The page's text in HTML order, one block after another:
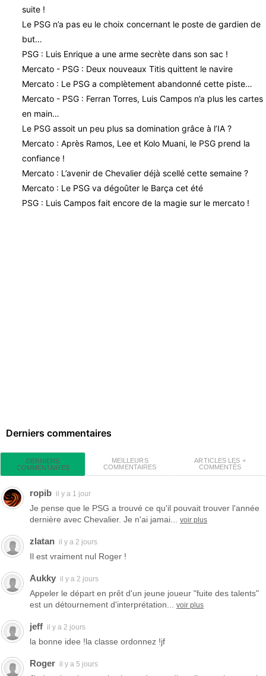
suite !
Le PSG n’a pas eu le choix concernant le poste de gardien de
but…
PSG : Luis Enrique a une arme secrète dans son sac !
Mercato - PSG : Deux nouveaux Titis quittent le navire
Mercato : Le PSG a complètement abandonné cette piste…
Mercato - PSG : Ferran Torres, Luis Campos n’a plus les cartes
en main…
Le PSG assoit un peu plus sa domination grâce à l’IA ?
Mercato : Après Ramos, Lee et Kolo Muani, le PSG prend la
confiance !
Mercato : L’avenir de Chevalier déjà scellé cette semaine ?
Mercato : Le PSG va dégoûter le Barça cet été
PSG : Luis Campos fait encore de la magie sur le mercato !
Derniers commentaires
DERNIERS
COMMENTAIRES
MEILLEURS
COMMENTAIRES
ARTICLES LES +
COMMENTÉS
ropib il y a 1 jour
Je pense que le PSG a trouvé ce qu'il pouvait trouver l'année
dernière avec Chevalier. Je n'ai jamai... voir plus
zlatan il y a 2 jours
Il est vraiment nul Roger !
Aukky il y a 2 jours
Appeler le départ en prêt d'un jeune joueur "fuite des talents"
est un détournement d'interprétation... voir plus
jeff il y a 2 jours
la bonne idee !la classe ordonnez !jf
Roger il y a 5 jours